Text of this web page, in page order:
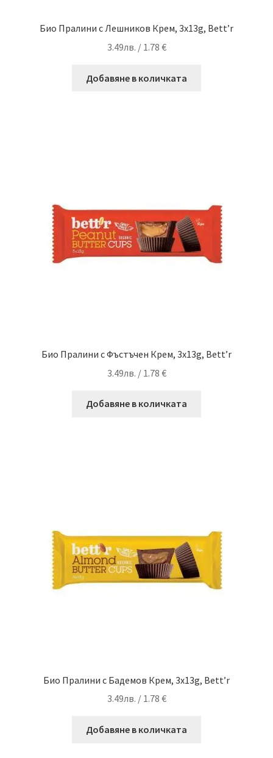
Био Пралини с Лешников Крем, 3x13g, Bett’r
3.49лв. / 1.78 €
Добавяне в количката
Био Пралини с Фъстъчен Крем, 3x13g, Bett’r
3.49лв. / 1.78 €
Добавяне в количката
Био Пралини с Бадемов Крем, 3x13g, Bett’r
3.49лв. / 1.78 €
Добавяне в количката